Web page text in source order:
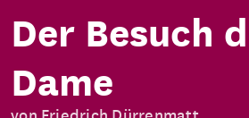
Der Besuch
Dame